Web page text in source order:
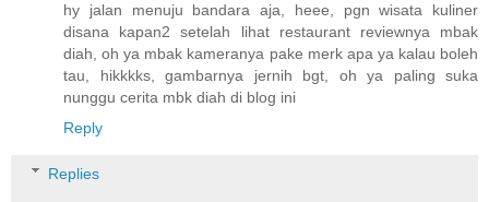
hy jalan menuju bandara aja, heee, pgn wisata kuliner
disana kapan2 setelah lihat restaurant reviewnya mbak
diah, oh ya mbak kameranya pake merk apa ya kalau boleh
tau, hikkkks, gambarnya jernih bgt, oh ya paling suka
nunggu cerita mbk diah di blog ini
Reply
Replies